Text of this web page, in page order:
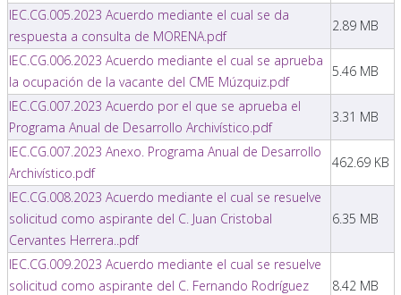
IEC.CG.005.2023 Acuerdo mediante el cual se da
respuesta a consulta de MORENA.pdf
2.89 MB
IEC.CG.006.2023 Acuerdo mediante el cual se aprueba
la ocupación de la vacante del CME Múzquiz.pdf
5.46 MB
IEC.CG.007.2023 Acuerdo por el que se aprueba el
Programa Anual de Desarrollo Archivístico.pdf
3.31 MB
IEC.CG.007.2023 Anexo. Programa Anual de Desarrollo
Archivístico.pdf
462.69 KB
IEC.CG.008.2023 Acuerdo mediante el cual se resuelve
solicitud como aspirante del C. Juan Cristobal
Cervantes Herrera..pdf
6.35 MB
IEC.CG.009.2023 Acuerdo mediante el cual se resuelve
solicitud como aspirante del C. Fernando Rodríguez
8.42 MB